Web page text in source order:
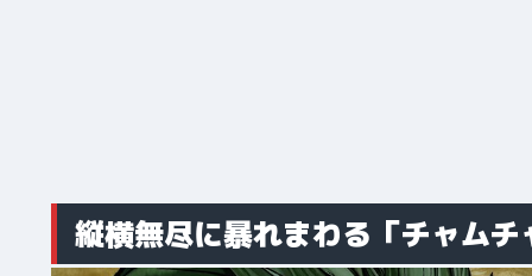
縦横無尽に暴れまわる「チャムチ